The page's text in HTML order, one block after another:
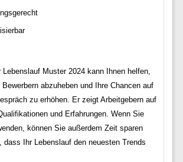
Lebenslauf Muster 2024 kann Ihnen helfen,
abzuheben und Ihre Chancen auf
zu erhöhen. Er zeigt Arbeitgebern auf
und Erfahrungen. Wenn Sie
können Sie außerdem Zeit sparen
dass Ihr Lebenslauf den neuesten Trends